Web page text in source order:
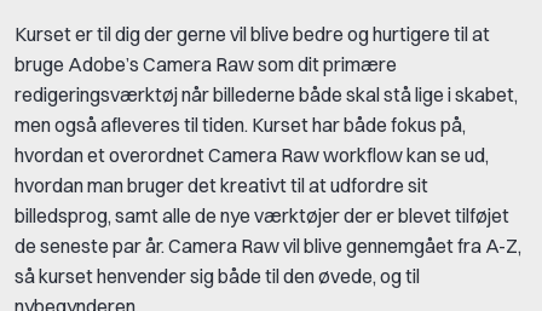
Kurset er til dig der gerne vil blive bedre og hurtigere til at
bruge Adobe’s Camera Raw som dit primære
redigeringsværktøj når billederne både skal stå lige i skabet,
men også afleveres til tiden. Kurset har både fokus på,
hvordan et overordnet Camera Raw workflow kan se ud,
hvordan man bruger det kreativt til at udfordre sit
billedsprog, samt alle de nye værktøjer der er blevet tilføjet
de seneste par år. Camera Raw vil blive gennemgået fra A-Z,
så kurset henvender sig både til den øvede, og til
nybegynderen.